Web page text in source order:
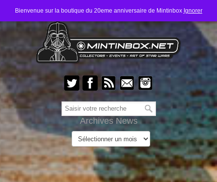
Bienvenue sur la boutique du 20eme anniversaire de Mintinbox Ignorer
Archives News